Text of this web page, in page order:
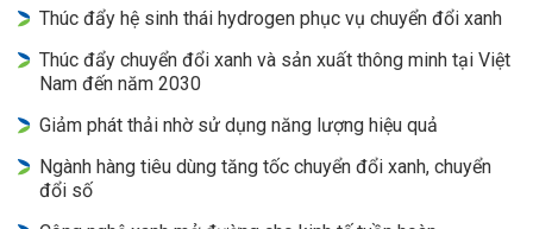
Thúc đẩy hệ sinh thái hydrogen phục vụ chuyển đổi xanh
Thúc đẩy chuyển đổi xanh và sản xuất thông minh tại Việt
Nam đến năm 2030
Giảm phát thải nhờ sử dụng năng lượng hiệu quả
Ngành hàng tiêu dùng tăng tốc chuyển đổi xanh, chuyển
đổi số